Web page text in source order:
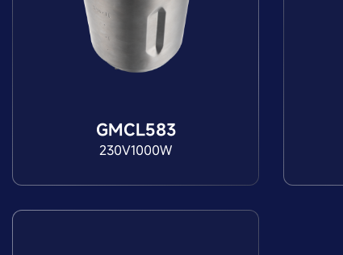
GMCL583
230V1000W